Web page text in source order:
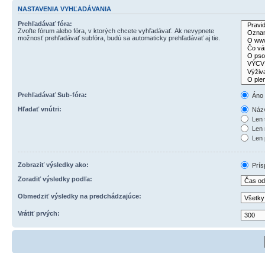
NASTAVENIA VYHĽADÁVANIA
Prehľadávať fóra:
Zvoľte fórum alebo fóra, v ktorých chcete vyhľadávať. Ak nevypnete
možnosť prehľadávať subfóra, budú sa automaticky prehľadávať aj tie.
Prehľadávať Sub-fóra:
Áno
Hľadať vnútri:
Len
Len
Len
Zobraziť výsledky ako:
Zoradiť výsledky podľa:
Obmedziť výsledky na predchádzajúce:
Vrátiť prvých: